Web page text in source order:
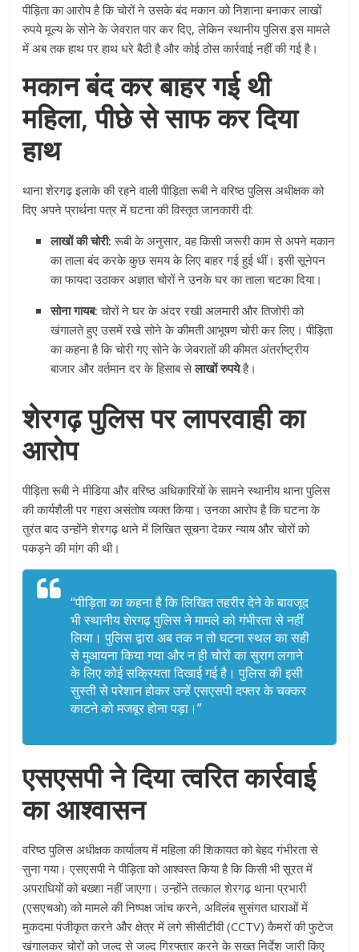
पीड़िता का आरोप है कि चोरों ने उसके बंद मकान को निशाना बनाकर लाखों
रुपये मूल्य के सोने के जेवरात पार कर दिए, लेकिन स्थानीय पुलिस इस मामले
में अब तक हाथ पर हाथ धरे बैठी है और कोई ठोस कार्रवाई नहीं की गई है।
मकान बंद कर बाहर गई थी
महिला, पीछे से साफ कर दिया
हाथ
थाना शेरगढ़ इलाके की रहने वाली पीड़िता रूबी ने वरिष्ठ पुलिस अधीक्षक को
दिए अपने प्रार्थना पत्र में घटना की विस्तृत जानकारी दी:
लाखों की चोरी: रूबी के अनुसार, वह किसी जरूरी काम से अपने मकान
का ताला बंद करके कुछ समय के लिए बाहर गई हुई थीं। इसी सूनेपन
का फायदा उठाकर अज्ञात चोरों ने उनके घर का ताला चटका दिया।
सोना गायब: चोरों ने घर के अंदर रखी अलमारी और तिजोरी को
खंगालते हुए उसमें रखे सोने के कीमती आभूषण चोरी कर लिए। पीड़िता
का कहना है कि चोरी गए सोने के जेवरातों की कीमत अंतर्राष्ट्रीय
बाजार और वर्तमान दर के हिसाब सेलाखों रुपयेहै।
शेरगढ़ पुलिस पर लापरवाही का
आरोप
पीड़िता रूबी ने मीडिया और वरिष्ठ अधिकारियों के सामने स्थानीय थाना पुलिस
की कार्यशैली पर गहरा असंतोष व्यक्त किया। उनका आरोप है कि घटना के
तुरंत बाद उन्होंने शेरगढ़ थाने में लिखित सूचना देकर न्याय और चोरों को
पकड़ने की मांग की थी।
“पीड़िता का कहना है कि लिखित तहरीर देने के बावजूद
भी स्थानीय शेरगढ़ पुलिस ने मामले को गंभीरता से नहीं
लिया। पुलिस द्वारा अब तक न तो घटना स्थल का सही
से मुआयना किया गया और न ही चोरों का सुराग लगाने
के लिए कोई सक्रियता दिखाई गई है। पुलिस की इसी
सुस्ती से परेशान होकर उन्हें एसएसपी दफ्तर के चक्कर
काटने को मजबूर होना पड़ा।”
एसएसपी ने दिया त्वरित कार्रवाई
का आश्वासन
वरिष्ठ पुलिस अधीक्षक कार्यालय में महिला की शिकायत को बेहद गंभीरता से
सुना गया। एसएसपी ने पीड़िता को आश्वस्त किया है कि किसी भी सूरत में
अपराधियों को बख्शा नहीं जाएगा। उन्होंने तत्काल शेरगढ़ थाना प्रभारी
(एसएचओ) को मामले की निष्पक्ष जांच करने, अविलंब सुसंगत धाराओं में
मुकदमा पंजीकृत करने और क्षेत्र में लगे सीसीटीवी (CCTV) कैमरों की फुटेज
खंगालकर चोरों को जल्द से जल्द गिरफ्तार करने के सख्त निर्देश जारी किए